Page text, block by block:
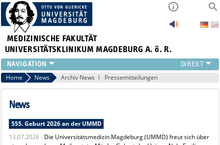
MEDIZINISCHE FAKULTÄT
UNIVERSITÄTSKLINIKUM MAGDEBURG A. ö. R.
INSTITUTE
KLINIKEN
ZENTRALE EINRICHTUNGEN
PRESSE
ÜBER UNS
Home News Archiv News Pressemitteilungen
News
555. Geburt 2026 an der UMMD
13.07.2026 - Die Universitätsmedizin Magdeburg (UMMD) freut sich über